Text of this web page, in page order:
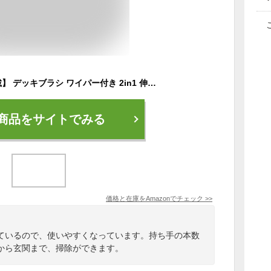
【めざましmedia掲載】 デッキブラシ ワイパー付き 2in1 伸縮式 3段ポール 高圧洗浄 丈夫な硬め毛 浴室 ベランダ 玄関 床掃除 壁掛け収納 粘着フック付 SKR CLEAN db-1
品をサイトでみる
価格と在庫をAmazonでチェック >>
いるので、使いやすくなっています。持ち手の本数
玄関まで、掃除ができます。